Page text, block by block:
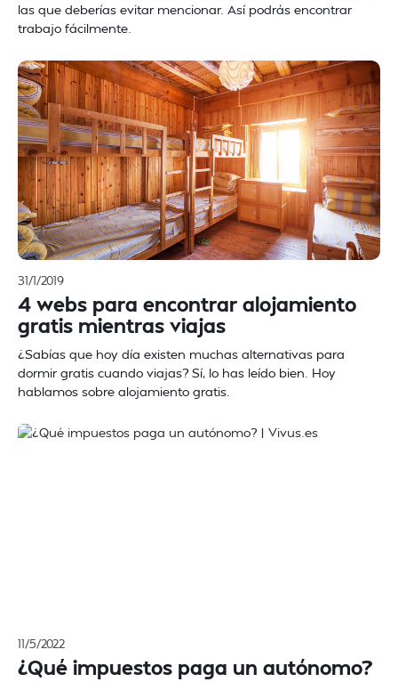
las que deberías evitar mencionar. Así podrás encontrar
trabajo fácilmente.
31/1/2019
4 webs para encontrar alojamiento
gratis mientras viajas
¿Sabías que hoy día existen muchas alternativas para
dormir gratis cuando viajas? Sí, lo has leído bien. Hoy
hablamos sobre alojamiento gratis.
11/5/2022
¿Qué impuestos paga un autónomo?